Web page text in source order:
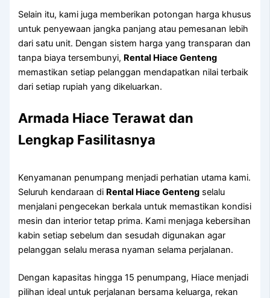
Selain itu, kami juga memberikan potongan harga khusus
untuk penyewaan jangka panjang atau pemesanan lebih
dari satu unit. Dengan sistem harga yang transparan dan
tanpa biaya tersembunyi, Rental Hiace Genteng
memastikan setiap pelanggan mendapatkan nilai terbaik
dari setiap rupiah yang dikeluarkan.
Armada Hiace Terawat dan
Lengkap Fasilitasnya
Kenyamanan penumpang menjadi perhatian utama kami.
Seluruh kendaraan di Rental Hiace Genteng selalu
menjalani pengecekan berkala untuk memastikan kondisi
mesin dan interior tetap prima. Kami menjaga kebersihan
kabin setiap sebelum dan sesudah digunakan agar
pelanggan selalu merasa nyaman selama perjalanan.
Dengan kapasitas hingga 15 penumpang, Hiace menjadi
pilihan ideal untuk perjalanan bersama keluarga, rekan